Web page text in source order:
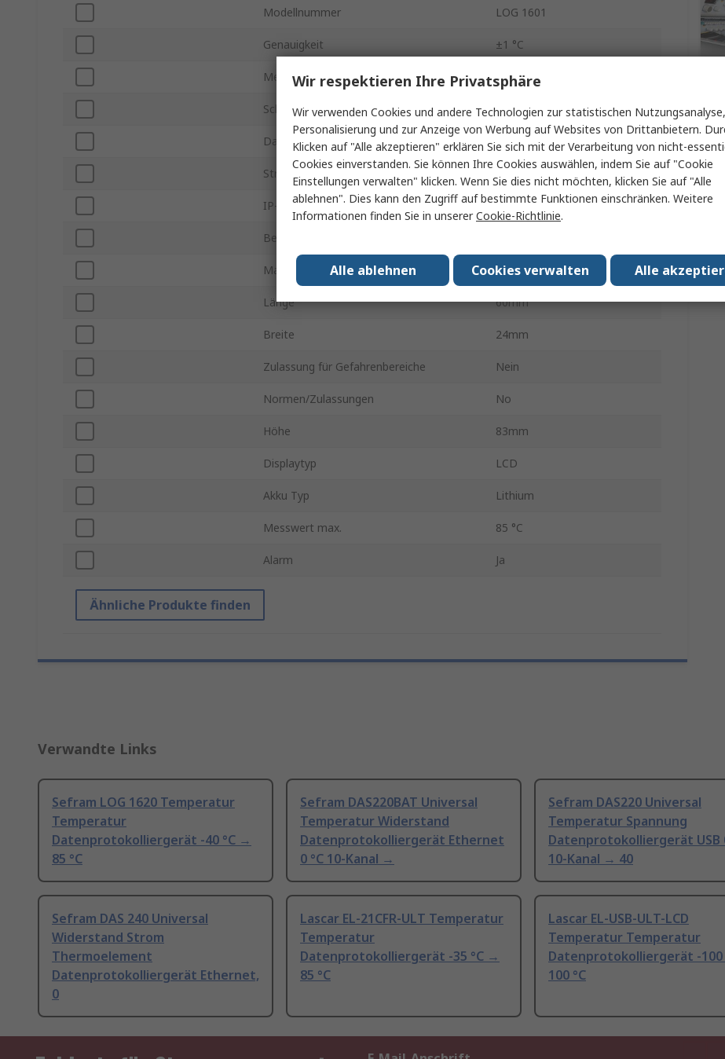
Modellnummer LOG 1601
Genauigkeit ±1 °C
Messparameter Temperatur
Schnittstellentyp USB
Datenlogger-Typ Temperatur
Stromversorgung Batterie
IP-Schutzart IP65
Betriebstemperatur min.
Maximale Betriebstemperatur 85°C
Länge 60mm
Breite 24mm
Zulassung für Gefahrenbereiche Nein
Normen/Zulassungen No
Höhe 83mm
Displaytyp LCD
Akku Typ Lithium
Messwert max. 85 °C
Alarm Ja
Ähnliche Produkte finden
Verwandte Links
Sefram LOG 1620 Temperatur
Temperatur
Datenprotokolliergerät -40 °C →
85 °C
Sefram DAS220BAT Universal
Temperatur Widerstand
Datenprotokolliergerät Ethernet
0 °C 10-Kanal →
Sefram DAS220 Universal
Temperatur Spannung
Datenprotokolliergerät USB
10-Kanal → 40
Sefram DAS 240 Universal
Widerstand Strom
Thermoelement
Datenprotokolliergerät Ethernet,
0
Lascar EL-21CFR-ULT Temperatur
Temperatur
Datenprotokolliergerät -35 °C →
85 °C
Lascar EL-USB-ULT-LCD
Temperatur Temperatur
Datenprotokolliergerät -100
100 °C
Wir respektieren Ihre Privatsphäre
Wir verwenden Cookies und andere Technologien zur statistischen
Personalisierung und zur Anzeige von Werbung auf Websites von Drittanbietern.
Klicken auf "Alle akzeptieren" erklären Sie sich mit der Verarbeitung von nicht-
Cookies einverstanden. Sie können Ihre Cookies auswählen, indem Sie auf "Cookie
Einstellungen verwalten" klicken. Wenn Sie dies nicht möchten, klicken Sie auf "Alle
ablehnen". Dies kann den Zugriff auf bestimmte Funktionen einschränken. Weitere
Informationen finden Sie in unsererCookie-Richtlinie.
Alle
Cookies verwalten
Alle ablehnen